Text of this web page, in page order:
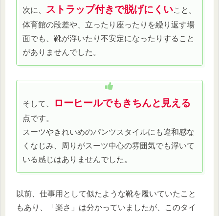
次に、 ストラップ付きで脱げにくいこと。
体育館の段差や、立ったり座ったりを繰り返す場
面でも、靴が浮いたり不安定になったりすること
がありませんでした。
そして、 ローヒールでもきちんと見える
点です。
スーツやきれいめのパンツスタイルにも違和感な
くなじみ、周りがスーツ中心の雰囲気でも浮いて
いる感じはありませんでした。
以前、仕事用として似たような靴を履いていたこと
もあり、「楽さ」は分かっていましたが、このタイ